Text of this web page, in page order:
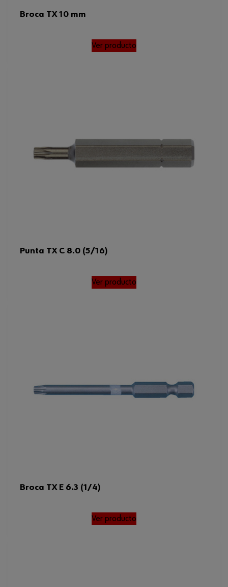
Broca TX 10 mm
Ver producto
Punta TX C 8.0 (5/16)
Ver producto
Broca TX E 6.3 (1/4)
Ver producto